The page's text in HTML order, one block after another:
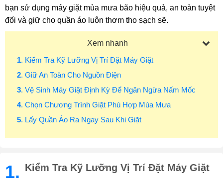
bạn sử dụng máy giặt mùa mưa bão hiệu quả, an toàn tuyệt
đối và giữ cho quần áo luôn thơm tho sạch sẽ.
Xem nhanh
1. Kiểm Tra Kỹ Lưỡng Vị Trí Đặt Máy Giặt
2. Giữ An Toàn Cho Nguồn Điện
3. Vệ Sinh Máy Giặt Định Kỳ Để Ngăn Ngừa Nấm Mốc
4. Chọn Chương Trình Giặt Phù Hợp Mùa Mưa
5. Lấy Quần Áo Ra Ngay Sau Khi Giặt
1. Kiểm Tra Kỹ Lưỡng Vị Trí Đặt Máy Giặt